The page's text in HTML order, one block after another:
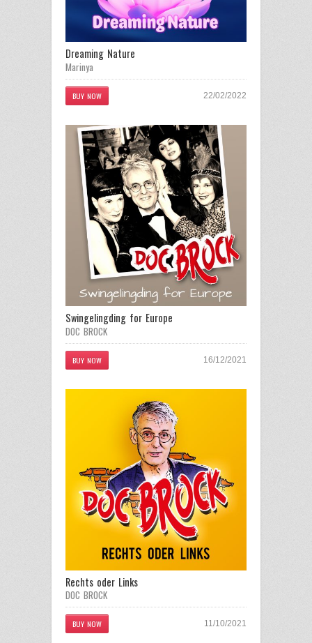
Dreaming Nature
Marinya
BUY NOW 22/02/2022
Swingelingding for Europe
DOC BROCK
BUY NOW 16/12/2021
Rechts oder Links
DOC BROCK
BUY NOW 11/10/2021